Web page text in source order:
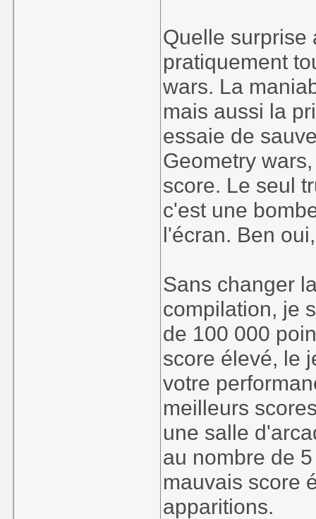
Quelle surprise
pratiquement
wars. La
mais aussi la
essaie de
Geometry
score. Le seul
c'est une
l'écran. Ben
Sans changer
compilation, je
de 100 000
score élevé, le
votre
meilleurs
une salle
au nombre de
mauvais score
apparitions.